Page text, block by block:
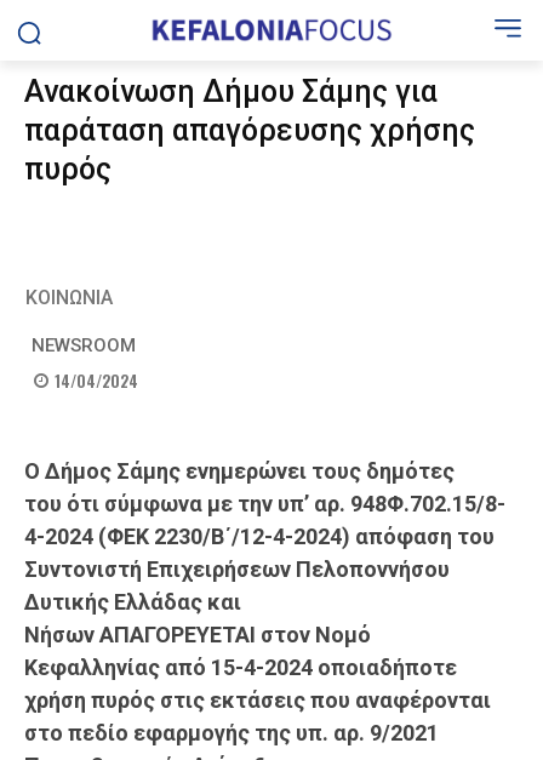
Ανακοίνωση Δήμου Σάμης για
παράταση απαγόρευσης χρήσης
πυρός
ΚΟΙΝΩΝΙΑ
NEWSROOM
14/04/2024
Ο Δήμος Σάμης ενημερώνει τους δημότες
του ότι σύμφωνα με την υπ’ αρ. 948Φ.702.15/8-
4-2024 (ΦΕΚ 2230/Β΄/12-4-2024) απόφαση του
Συντονιστή Επιχειρήσεων Πελοποννήσου
Δυτικής Ελλάδας και
ΝήσωνΑΠΑΓΟΡΕΥΕΤΑΙ στον Νομό
Κεφαλληνίας από 15-4-2024 οποιαδήποτε
χρήση πυρός στις εκτάσεις που αναφέρονται
στο πεδίο εφαρμογής της υπ. αρ. 9/2021